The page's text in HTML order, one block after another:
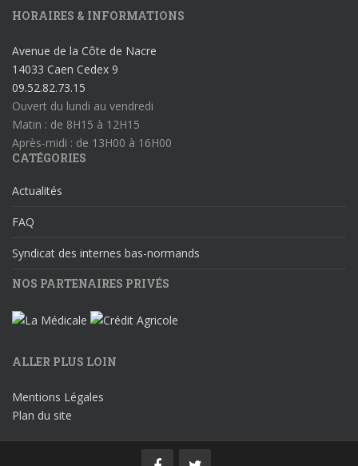
HORAIRES & INFORMATIONS
Avenue de la Côte de Nacre
14033 Caen Cedex 9
09.52.82.73.15
Ouvert du lundi au vendredi
Matin : de 8H15 à 12H15
Après-midi : de 13H00 à 16H00
CATÉGORIES
Actualités
FAQ
Syndicat des internes bas-normands
NOS PARTENAIRES PRIVÉS
ALLER PLUS LOIN
Mentions Légales
Plan du site